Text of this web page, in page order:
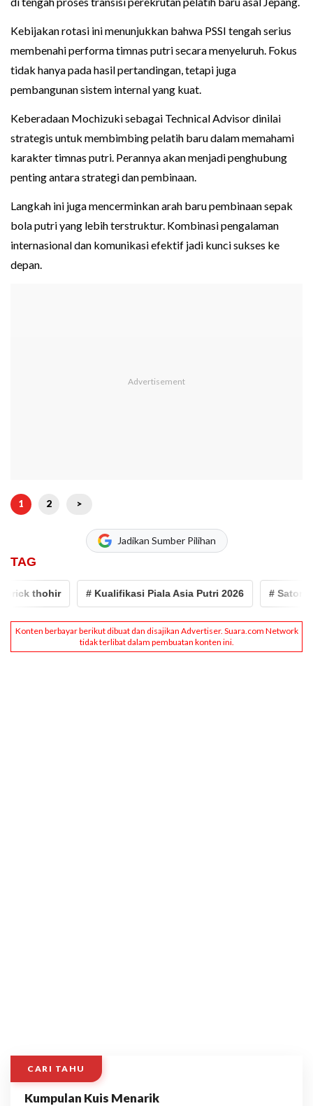
Kebijakan rotasi ini menunjukkan bahwa PSSI tengah serius
membenahi performa timnas putri secara menyeluruh. Fokus
tidak hanya pada hasil pertandingan, tetapi juga
pembangunan sistem internal yang kuat.
Keberadaan Mochizuki sebagai Technical Advisor dinilai
strategis untuk membimbing pelatih baru dalam memahami
karakter timnas putri. Perannya akan menjadi penghubung
penting antara strategi dan pembinaan.
Langkah ini juga mencerminkan arah baru pembinaan sepak
bola putri yang lebih terstruktur. Kombinasi pengalaman
internasional dan komunikasi efektif jadi kunci sukses ke
depan.
1 2 >
Jadikan Sumber Pilihan
TAG
thohir # Kualifikasi Piala Asia Putri 2026 # Satoru
CARI TAHU
Kumpulan Kuis Menarik